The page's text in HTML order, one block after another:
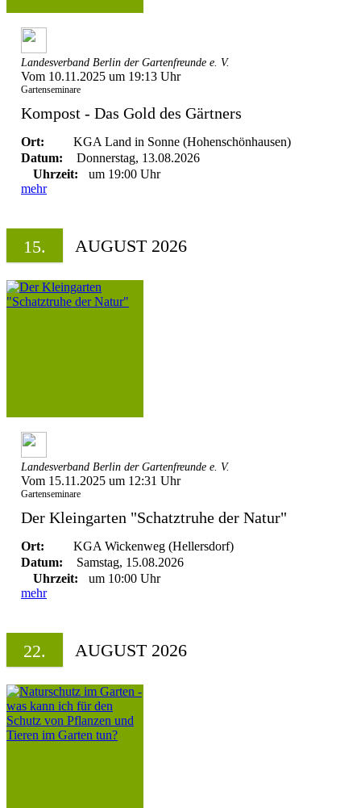
Landesverband Berlin der Gartenfreunde e. V.
Vom 10.11.2025 um 19:13 Uhr
Gartenseminare
Kompost - Das Gold des Gärtners
Ort:
KGA Land in Sonne (Hohenschönhausen)
Datum:
Donnerstag, 13.08.2026
Uhrzeit:
um 19:00 Uhr
mehr
15. AUGUST 2026
Landesverband Berlin der Gartenfreunde e. V.
Vom 15.11.2025 um 12:31 Uhr
Gartenseminare
Der Kleingarten "Schatztruhe der Natur"
Ort:
KGA Wickenweg (Hellersdorf)
Datum:
Samstag, 15.08.2026
Uhrzeit:
um 10:00 Uhr
mehr
22. AUGUST 2026